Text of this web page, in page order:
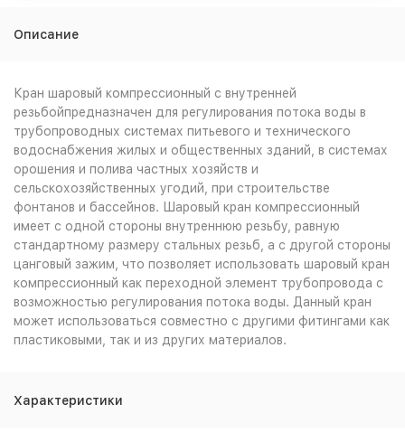
Описание
Кран шаровый компрессионный с внутренней
резьбойпредназначен для регулирования потока воды в
трубопроводных системах питьевого и технического
водоснабжения жилых и общественных зданий, в системах
орошения и полива частных хозяйств и
сельскохозяйственных угодий, при строительстве
фонтанов и бассейнов. Шаровый кран компрессионный
имеет с одной стороны внутреннюю резьбу, равную
стандартному размеру стальных резьб, а с другой стороны
цанговый зажим, что позволяет использовать шаровый кран
компрессионный как переходной элемент трубопровода с
возможностью регулирования потока воды. Данный кран
может использоваться совместно с другими фитингами как
пластиковыми, так и из других материалов.
Характеристики